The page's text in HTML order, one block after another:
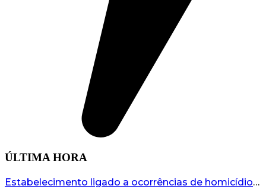
ÚLTIMA HORA
Estabelecimento ligado a ocorrências de homicídio é interditado durante fiscalização em Bento...